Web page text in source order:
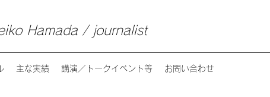
Hamada / journalist
主な実績 講演／トークイベント等 お問い合わせ